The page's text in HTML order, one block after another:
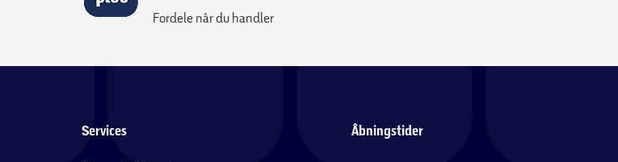
Fordele når du handler
Services Åbningstider